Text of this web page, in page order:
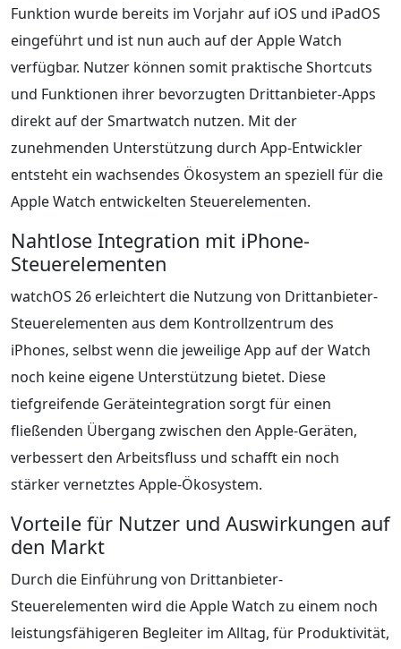
Funktion wurde bereits im Vorjahr auf iOS und iPadOS
eingeführt und ist nun auch auf der Apple Watch
verfügbar. Nutzer können somit praktische Shortcuts
und Funktionen ihrer bevorzugten Drittanbieter-Apps
direkt auf der Smartwatch nutzen. Mit der
zunehmenden Unterstützung durch App-Entwickler
entsteht ein wachsendes Ökosystem an speziell für die
Apple Watch entwickelten Steuerelementen.
Nahtlose Integration mit iPhone-
Steuerelementen
watchOS 26 erleichtert die Nutzung von Drittanbieter-
Steuerelementen aus dem Kontrollzentrum des
iPhones, selbst wenn die jeweilige App auf der Watch
noch keine eigene Unterstützung bietet. Diese
tiefgreifende Geräteintegration sorgt für einen
fließenden Übergang zwischen den Apple-Geräten,
verbessert den Arbeitsfluss und schafft ein noch
stärker vernetztes Apple-Ökosystem.
Vorteile für Nutzer und Auswirkungen auf
den Markt
Durch die Einführung von Drittanbieter-
Steuerelementen wird die Apple Watch zu einem noch
leistungsfähigeren Begleiter im Alltag, für Produktivität,